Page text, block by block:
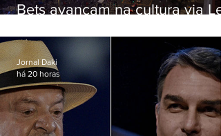
Bets avançam na cultura via Lei
artistas
Jornal Daki
há 20 horas